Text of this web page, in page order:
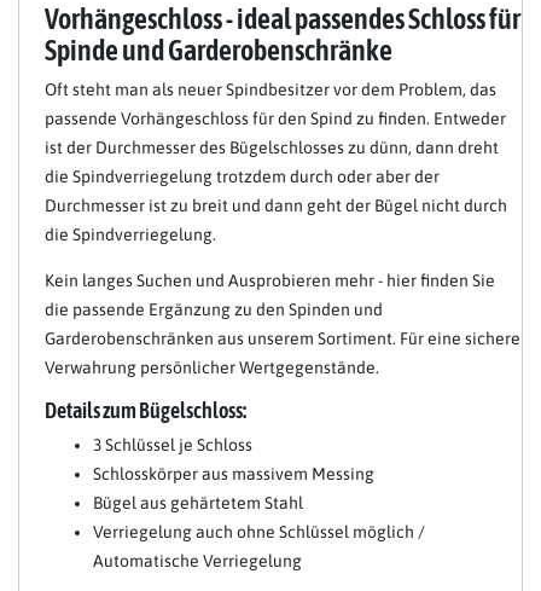
Vorhängeschloss - ideal passendes Schloss für
Spinde und Garderobenschränke
Oft steht man als neuer Spindbesitzer vor dem Problem, das
passende Vorhängeschloss für den Spind zu finden. Entweder
ist der Durchmesser des Bügelschlosses zu dünn, dann dreht
die Spindverriegelung trotzdem durch oder aber der
Durchmesser ist zu breit und dann geht der Bügel nicht durch
die Spindverriegelung.
Kein langes Suchen und Ausprobieren mehr - hier finden Sie
die passende Ergänzung zu den Spinden und
Garderobenschränken aus unserem Sortiment. Für eine sichere
Verwahrung persönlicher Wertgegenstände.
Details zum Bügelschloss:
3 Schlüssel je Schloss
Schlosskörper aus massivem Messing
Bügel aus gehärtetem Stahl
Verriegelung auch ohne Schlüssel möglich /
Automatische Verriegelung